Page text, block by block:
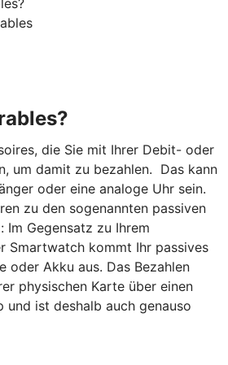
die Sie mit Ihrer Debit- oder
um damit zu bezahlen. Das kann
oder eine analoge Uhr sein.
zu den sogenannten passiven
Im Gegensatz zu Ihrem
Smartwatch kommt Ihr passives
oder Akku aus. Das Bezahlen
physischen Karte über einen
und ist deshalb auch genauso